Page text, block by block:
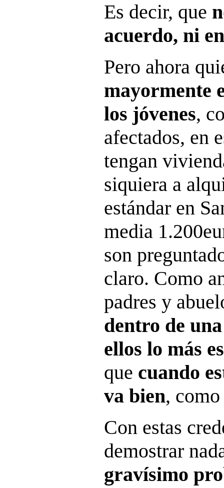
Es decir, que
acuerdo, ni
Pero ahora
mayormente
los jóvenes,
afectados, en
tengan
siquiera a
estándar en
media
son
claro. Como
padres y
dentro de
ellos lo más
que cuando
va bien, como
Con estas
demostrar
gravísimo